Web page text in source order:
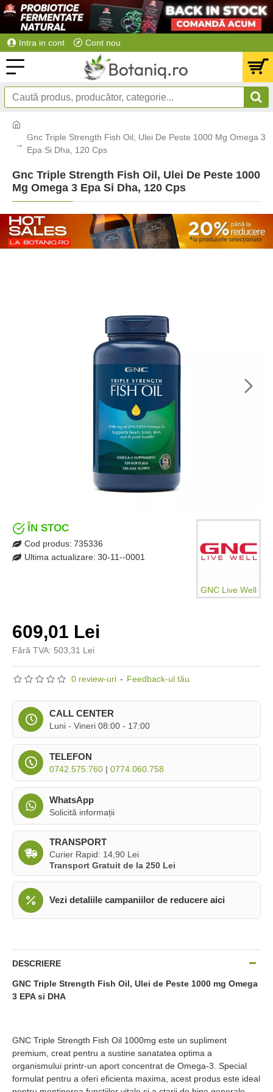
Intra in cont Cont nou
Gnc Triple Strength Fish Oil, Ulei De Peste 1000 Mg Omega 3
Epa Si Dha, 120 Cps
Gnc Triple Strength Fish Oil, Ulei De Peste 1000
Mg Omega 3 Epa Si Dha, 120 Cps
0 review-uri - Feedback-ul tău
609,01 Lei
Fără TVA: 503,31 Lei
ÎN STOC
Cod produs: 735336
Ultima actualizare: 30-11--0001
GNC Live Well
CALL CENTER
Luni - Vineri 08:00 - 17:00
TELEFON
0742.575.760 | 0774.060.758
WhatsApp
Solicită informații
TRANSPORT
Curier Rapid: 14,90 Lei
Transport Gratuit de la 250 Lei
Vezi detaliile campaniilor de reducere aici
DESCRIERE
GNC Triple Strength Fish Oil, Ulei de Peste 1000 mg Omega
3 EPA si DHA
GNC Triple Strength Fish Oil 1000mg este un supliment
premium, creat pentru a sustine sanatatea optima a
organismului printr-un aport concentrat de Omega-3. Special
formulat pentru a oferi eficienta maxima, acest produs este ideal